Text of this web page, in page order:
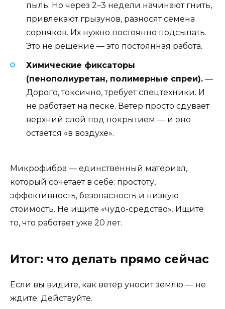
пыль. Но через 2–3 недели начинают гнить,
привлекают грызунов, разносят семена
сорняков. Их нужно постоянно подсыпать.
Это не решение — это постоянная работа.
Химические фиксаторы
(пенополиуретан, полимерные спреи). —
Дорого, токсично, требует спецтехники. И
не работает на песке. Ветер просто сдувает
верхний слой под покрытием — и оно
остаётся «в воздухе».
Микрофибра — единственный материал,
который сочетает в себе: простоту,
эффективность, безопасность и низкую
стоимость. Не ищите «чудо-средство». Ищите
то, что работает уже 20 лет.
Итог: что делать прямо сейчас
Если вы видите, как ветер уносит землю — не
ждите. Действуйте.